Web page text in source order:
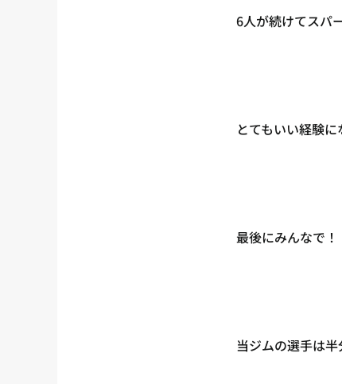
6人が続けてスパ
とてもいい経験に
最後にみんなで！
当ジムの選手は